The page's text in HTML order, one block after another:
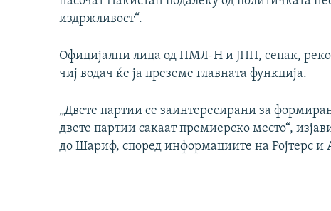
издржливост“.
Официјални лица од ПМЛ-Н и ЈПП, сепак,
чиј водач ќе ја преземе главната функција.
„Двете партии се заинтересирани за
двете партии сакаат премиерско место“,
до Шариф, според информациите на Ројтерс и